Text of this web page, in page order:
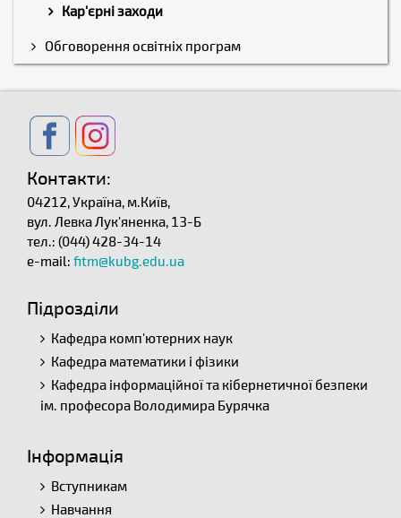
Кар'єрні заходи
Обговорення освітніх програм
Контакти:
04212, Україна, м.Київ,
вул. Левка Лук'яненка, 13-Б
тел.: (044) 428-34-14
e-mail: fitm@kubg.edu.ua
Підрозділи
Кафедра комп'ютерних наук
Кафедра математики і фізики
Кафедра інформаційної та кібернетичної безпеки
ім. професора Володимира Бурячка
Інформація
Вступникам
Навчання